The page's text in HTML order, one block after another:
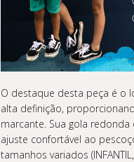
O destaque desta peça é o
alta definição,
marcante. Sua gola
ajuste confortável ao
tamanhos variados